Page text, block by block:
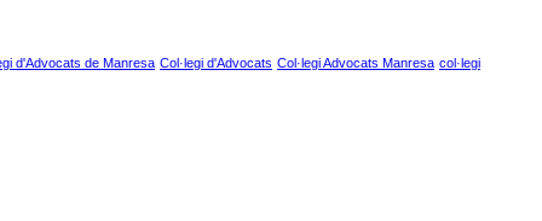
d'Advocats de Manresa Col·legi d'Advocats Col·legi Advocats Manresa col·legi